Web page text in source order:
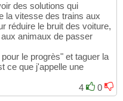
des solutions qui
la vitesse des trains aux
réduire le bruit des voiture,
animaux de passer
le progrès" et taguer la
ce que j'appelle une
4
0